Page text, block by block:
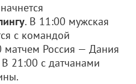
. В 11:00 мужская
с командой
матчем Россия — Дания
21:00 с датчанами